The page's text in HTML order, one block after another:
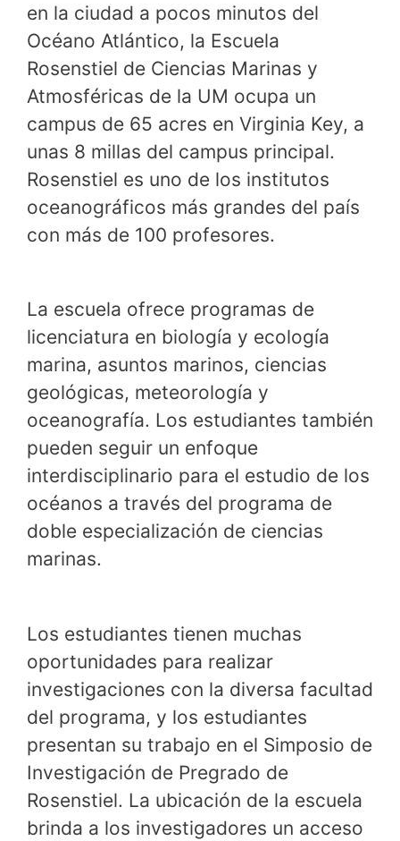
en la ciudad a pocos minutos del
Océano Atlántico, la Escuela
Rosenstiel de Ciencias Marinas y
Atmosféricas de la UM ocupa un
campus de 65 acres en Virginia Key, a
unas 8 millas del campus principal.
Rosenstiel es uno de los institutos
oceanográficos más grandes del país
con más de 100 profesores.
La escuela ofrece programas de
licenciatura en biología y ecología
marina, asuntos marinos, ciencias
geológicas, meteorología y
oceanografía. Los estudiantes también
pueden seguir un enfoque
interdisciplinario para el estudio de los
océanos a través del programa de
doble especialización de ciencias
marinas.
Los estudiantes tienen muchas
oportunidades para realizar
investigaciones con la diversa facultad
del programa, y ​​los estudiantes
presentan su trabajo en el Simposio de
Investigación de Pregrado de
Rosenstiel. La ubicación de la escuela
brinda a los investigadores un acceso